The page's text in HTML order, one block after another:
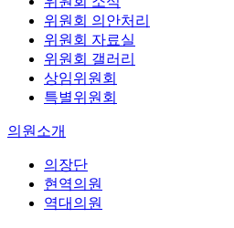
위원회 의안처리
위원회 자료실
위원회 갤러리
상임위원회
특별위원회
의원소개
의장단
현역의원
역대의원